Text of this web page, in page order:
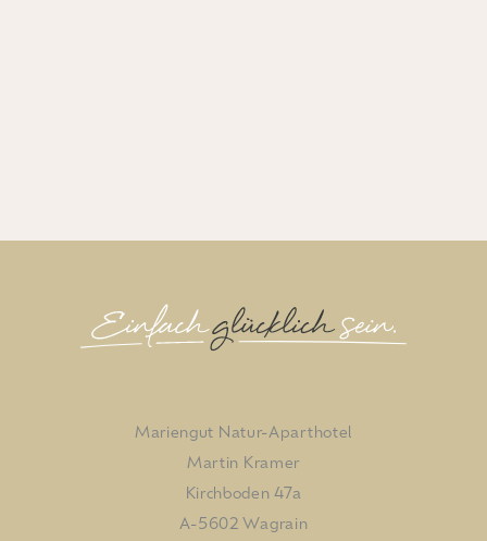
Mariengut Natur-Aparthotel
Martin Kramer
Kirchboden 47a
A-5602 Wagrain